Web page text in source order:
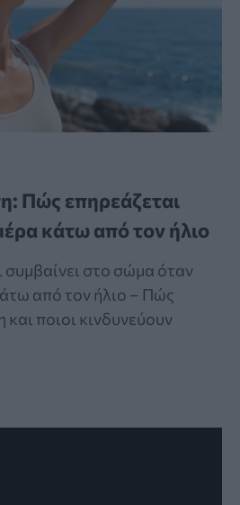
Πώς επηρεάζεται
κάτω από τον ήλιο
συμβαίνει στο σώμα όταν
από τον ήλιο – Πώς
και ποιοι κινδυνεύουν